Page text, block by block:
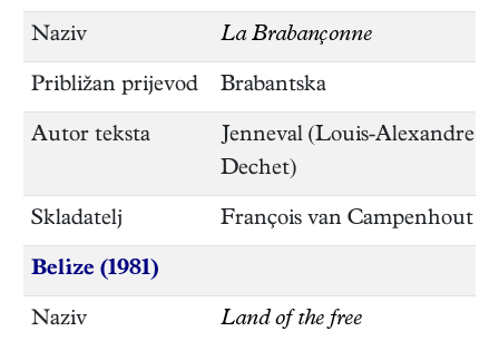
Naziv La Brabançonne
Približan prijevod Brabantska
Autor teksta
Jenneval (Louis-Alexandre
Dechet)
Skladatelj François van Campenhout
Belize (1981)
Naziv Land of the free